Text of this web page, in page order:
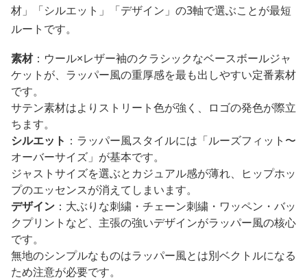
材」「シルエット」「デザイン」の3軸で選ぶことが最短
ルートです。
素材：ウール×レザー袖のクラシックなベースボールジャ
ケットが、ラッパー風の重厚感を最も出しやすい定番素材
です。
サテン素材はよりストリート色が強く、ロゴの発色が際立
ちます。
シルエット ：ラッパー風スタイルには「ルーズフィット〜
オーバーサイズ」が基本です。
ジャストサイズを選ぶとカジュアル感が薄れ、ヒップホッ
プのエッセンスが消えてしまいます。
デザイン ：大ぶりな刺繍・チェーン刺繍・ワッペン・バッ
クプリントなど、主張の強いデザインがラッパー風の核心
です。
無地のシンプルなものはラッパー風とは別ベクトルになる
ため注意が必要です。